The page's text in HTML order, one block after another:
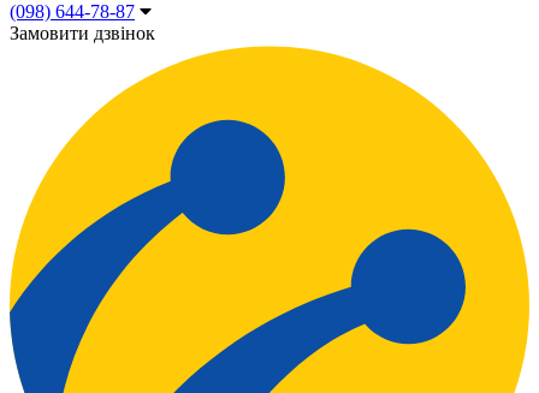
(098) 644-78-87
Замовити дзвінок